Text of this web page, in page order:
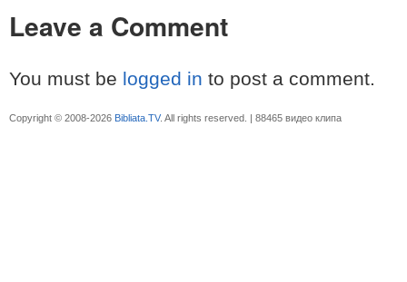
Leave a Comment
You must be logged in to post a comment.
Copyright © 2008-2026 Bibliata.TV. All rights reserved. | 88465 видео клипа